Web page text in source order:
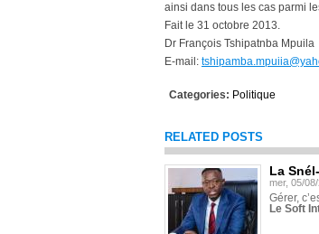
ainsi dans tous les cas parmi
Fait le 31 octobre 2013.
Dr François Tshipatnba Mpuila
E-mail:
Categories: Politique
RELATED POSTS
La
mer, 05/
Gérer,
Le Soft